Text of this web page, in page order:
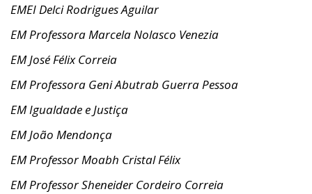
EMEI Delci Rodrigues Aguilar
EM Professora Marcela Nolasco Venezia
EM José Félix Correia
EM Professora Geni Abutrab Guerra Pessoa
EM Igualdade e Justiça
EM João Mendonça
EM Professor Moabh Cristal Félix
EM Professor Sheneider Cordeiro Correia